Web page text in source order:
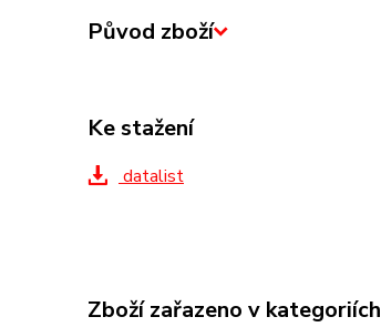
Původ zboží
Ke stažení
datalist
Zboží zařazeno v kategoriích